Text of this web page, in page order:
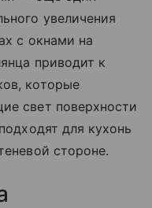
увеличения
с окнами на
приводит к
которые
свет поверхности
для кухонь
стороне.